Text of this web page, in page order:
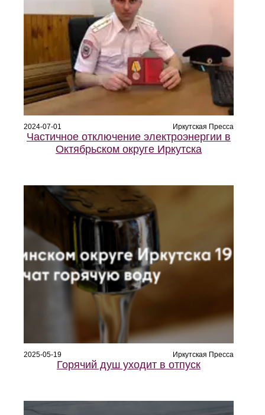
2024-07-01 Иркутская Пресса
Частичное отключение электроэнергии в
Октябрьском округе Иркутска
2025-05-19 Иркутская Пресса
Горячий душ уходит в отпуск